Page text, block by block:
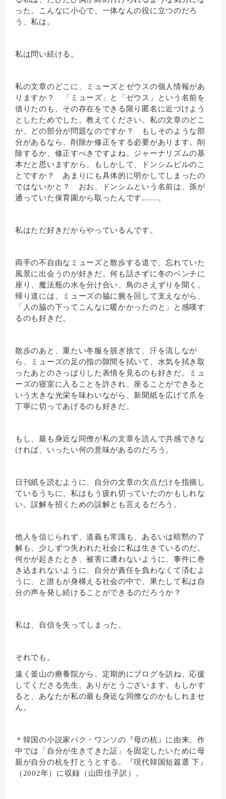
った。こんなに小心で、一体なんの役に立つのだろ
う、私は。
私は問い続ける。
私の文章のどこに、ミューズとゼウスの個人情報があ
りますか？ 「ミューズ」と「ゼウス」という名前を
借りたのも、その存在をできる限り匿名に近づけよう
としたためでした。教えてください。私の文章のどこ
が、どの部分が問題なのですか？ もしそのような部
分があるなら、削除か修正をする必要があります。削
除するか、修正すべきですよね。ジャーナリズムの基
本だと思いますから。もしかして、ドンシムビルのこ
とですか？ あまりにも具体的に明かしてしまったの
ではないかと？ おお、ドンシムという名前は、孫が
通っていた保育園から取ったんです……。
私はただ好きだからやっているんです。
両手の不自由なミューズと散歩する道で、忘れていた
風景に出会うのが好きだ。何も話さずに冬のベンチに
座り、魔法瓶の水を分け合い、鳥のさえずりを聞く。
帰り道には、ミューズの脇に腕を回して支えながら、
「人の脇の下ってこんなに暖かかったのと」と感嘆す
るのも好きだ。
散歩のあと、重たい冬服を脱ぎ捨て、汗を流しなが
ら、ミューズの足の指の隙間を拭いて、水気を拭き取
ったあとのさっぱりした表情を見るのも好きだ。ミュ
ーズの寝室に入ることを許され、座ることができると
いう大きな光栄を味わいながら、新聞紙を広げて爪を
丁寧に切ってあげるのも好きだ。
もし、最も身近な同僚が私の文章を読んで共感できな
ければ、いったい何の意味があるのだろう。
日刊紙を読むように、自分の文章の欠点だけを指摘し
ているうちに、私はもう疲れ切っていたのかもしれな
い。誤解を招くための誤解とも言えるだろう。
他人を信じられず、道義も常識も、あるいは暗黙の了
解も、少しずつ失われた社会に私は生きているのだ。
何かが起きたとき、被害に遭わないように、事件に巻
き込まれないように、自分が責任を負わなくて済むよ
うに、と誰もが身構える社会の中で、果たして私は自
分の声を発し続けることができるのだろうか？
私は、自信を失ってしまった。
それでも。
遠く釜山の療養院から、定期的にブログを訪ね、応援
してくださる先生。ありがとうございます。もしかす
ると、あなたが私の最も身近な同僚なのかもしれませ
ん。
＊韓国の小説家パク・ワンソの『母の杭』に由来。作
中では「自分が生きてきた証」を固定したいために母
親が自分の杭を打とうとする。『現代韓国短篇選 下』
（2002年）に収録（山田佳子訳）。